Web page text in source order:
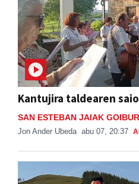
Kantujira taldearen
SAN ESTEBAN JAIAK
Jon Ander Ubeda abu 07, 20:37